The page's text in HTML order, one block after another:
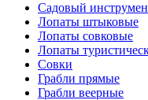
Садовый
Лопаты штыковые
Лопаты совковые
Лопаты
Совки
Грабли прямые
Грабли веерные